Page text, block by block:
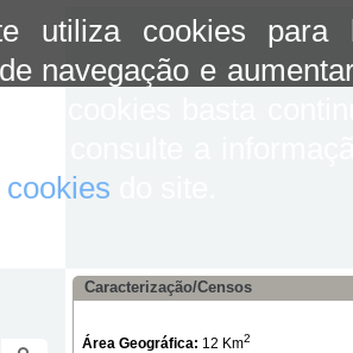
utiliza cookies para
navegação e
Caracterização/Censos
Área Geográfica: 12 Km2